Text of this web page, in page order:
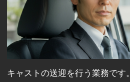
キャストの送迎を行う業務です。